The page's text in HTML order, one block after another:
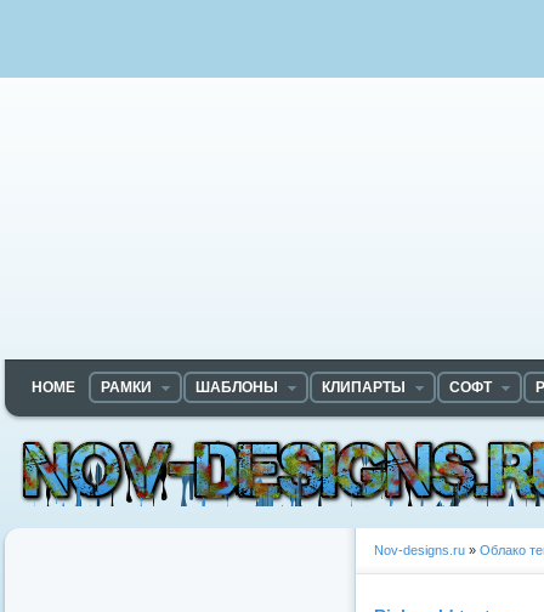
HOME РАМКИ ШАБЛОНЫ КЛИПАРТЫ СОФТ
Nov-designs.ru » Облако